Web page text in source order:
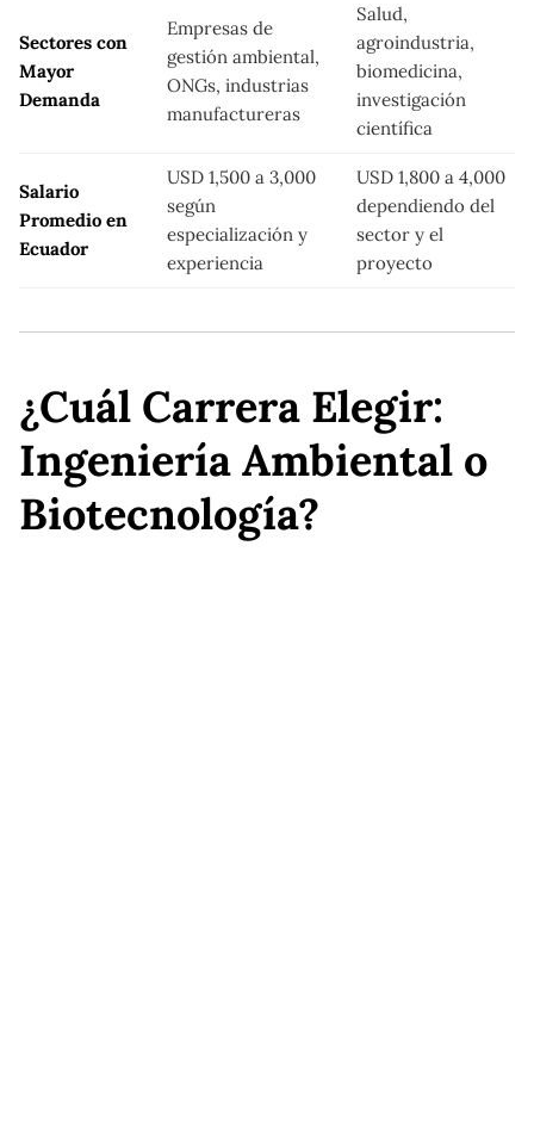
Sectores con
Mayor
Demanda
Empresas de
gestión ambiental,
ONGs, industrias
manufactureras
Salud,
agroindustria,
biomedicina,
investigación
científica
Salario
Promedio en
Ecuador
USD 1,500 a 3,000
según
especialización y
experiencia
USD 1,800 a 4,000
dependiendo del
sector y el
proyecto
¿Cuál Carrera Elegir:
Ingeniería Ambiental o
Biotecnología?